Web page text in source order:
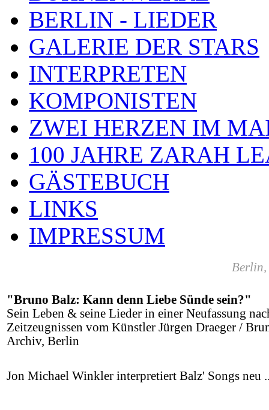
BERLIN - LIEDER
GALERIE DER STARS
INTERPRETEN
KOMPONISTEN
ZWEI HERZEN IM
100 JAHRE ZARAH
GÄSTEBUCH
LINKS
IMPRESSUM
Berlin,
"Bruno Balz: Kann denn Liebe Sünde sein?"
Sein Leben & seine Lieder in einer Neufassung
Zeitzeugnissen vom Künstler Jürgen Draeger /
Archiv, Berlin
Jon Michael Winkler interpretiert Balz' Songs neu